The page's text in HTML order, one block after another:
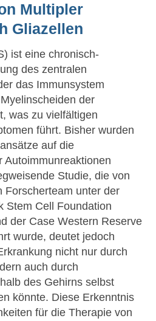
Multipler
Gliazellen
ist eine chronisch-
des zentralen
das Immunsystem
der
was zu vielfältigen
führt. Bisher wurden
auf die
Autoimmunreaktionen
Studie, die von
Forscherteam unter der
Stem Cell Foundation
der Case Western Reserve
wurde, deutet jedoch
nicht nur durch
auch durch
des Gehirns selbst
könnte. Diese Erkenntnis
für die Therapie von